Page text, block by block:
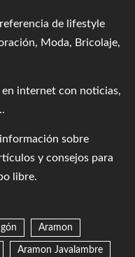
de lifestyle
Moda, Bricolaje,
en internet con noticias,
sobre
y consejos para
libre.
Aramon
Aramon Javalambre